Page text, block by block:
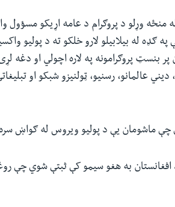
وړلو د پروګرام د عامه اړیکو مسؤول
ګډه له بیلابیلو لارو خلکو ته د پولیو
بنسټ پروګرامونه په لاره اچولي او دغه
عالمانو، رسنیو، ټولنیزو شبکو او
چې ماشومان یې د پولیو ویروس له ګواښ
افغانستان به هغو سیمو کې ثبتې شوي چې